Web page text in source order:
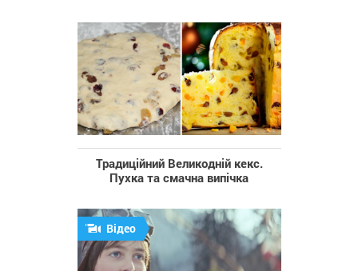
Традиційний Великодній кекс.
Пухка та смачна випічка
Відео